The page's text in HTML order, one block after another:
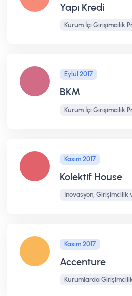
Yapı Kredi
Kurum İçi Girişimcilik
Eylül 2017
BKM
Kurum İçi Girişimcilik
Kasım 2017
Kolektif House
İnovasyon, Girişimcilik
Kasım 2017
Accenture
Kurumlarda